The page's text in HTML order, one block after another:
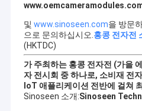
및 www.sinoseen.com을 방문
으로 문의하십시오.홍콩 전자전
(HKTDC)
가 주최하는 홍콩 전자전 (가을
자 전시회 중 하나로, 소비재 전
IoT 애플리케이션 전반에 걸쳐
Sinoseen 소개:Sinoseen